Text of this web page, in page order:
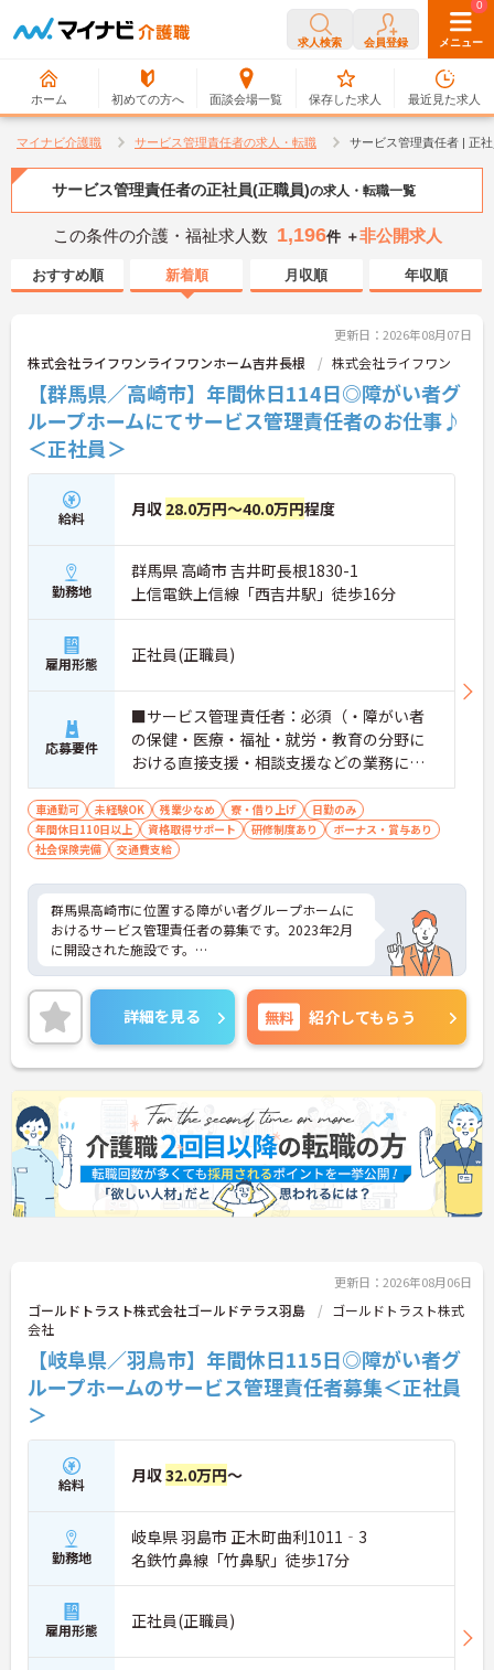
求人検索 会員登録 メニュー
ホーム 初めての方へ 面談会場一覧
0
保存した求人
0
最近見た求人
マイナビ介護職 サービス管理責任者の求人・転職 サービス管理責任者 | 正
サービス管理責任者の正社員(正職員)の求人・転職一覧
この条件の介護・福祉求人数 1,196件 ＋非公開求人
おすすめ順 新着順 月収順 年収順
更新日：2026年08月07日
株式会社ライフワンライフワンホーム吉井長根 株式会社ライフワン
【群馬県／高崎市】年間休日114日◎障がい者グ
ループホームにてサービス管理責任者のお仕事♪
＜正社員＞
給料 月収 28.0万円～40.0万円程度
勤務地
群馬県 高崎市 吉井町長根1830-1
上信電鉄上信線「西吉井駅」徒歩16分
雇用形態 正社員(正職員)
応募要件
■サービス管理責任者：必須（・障がい者
の保健・医療・福祉・就労・教育の分野に
おける直接支援・相談支援などの業務にお
いて3年～の実務経験がある ・相談支援従
事者初任者研修＜講義部分＞を修了 ・サ
ービス提供責任者研修を修了） ■実務
経験：必須
車通勤可 未経験OK 残業少なめ 寮・借り上げ
日勤のみ
年間休日110日以上
資格取得サポート 研修制度あり
ボーナス・賞与あり
社会保険完備
交通費支給
群馬県高崎市に位置する障がい者グループホームに
おけるサービス管理責任者の募集です。2023年2月
に開設された施設です。
年間休日は114日もあり、プライベートを大切にし
ながらご勤務いただけます。また、研修制度や勉強
会があり、働きながらスキルアップが目指せます。
ご興味のある方には、面接対策ポイントなど、さら
に詳細をお話しいたしますのでお気軽にご相談くだ
さい！
詳細を見る 無料 紹介してもらう
更新日：2026年08月06日
ゴールドトラスト株式会社ゴールドテラス羽島
ゴールドトラスト株式
会社
【岐阜県／羽鳥市】年間休日115日◎障がい者グ
ループホームのサービス管理責任者募集＜正社員
＞
給料 月収32.0万円～
勤務地
岐阜県 羽島市 正木町曲利1011‐3
名鉄竹鼻線「竹鼻駅」徒歩17分
雇用形態 正社員(正職員)